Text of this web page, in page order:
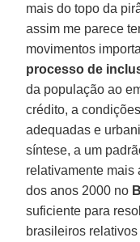
mais do topo da
assim me parece
movimentos
processo de
da população ao
crédito, a
adequadas e
síntese, a um
relativamente mais
dos anos 2000 no
suficiente para
brasileiros